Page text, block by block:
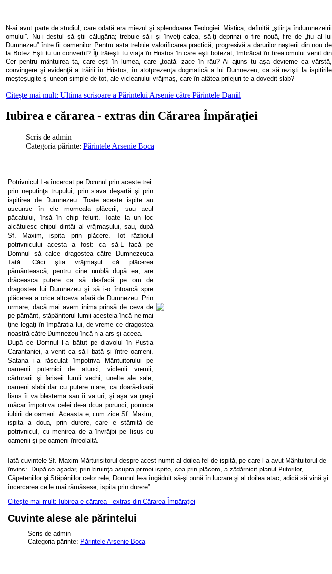
N-ai avut parte de studiul, care odată era miezul şi splendoarea Teologiei: Mistica, definită „ştiinţa îndumnezeirii
omului”. Nu-i destul să ştii călugăria; trebuie să-i şi înveţi calea, să-ţi deprinzi o fire nouă, fire de „fiu al lui
Dumnezeu” între fii oamenilor. Pentru asta trebuie valorificarea practică, progresivă a darurilor naşterii din nou de
la Botez.Eşti tu un convertit? Îţi trăieşti tu viaţa în Hristos în care eşti botezat, îmbrăcat în firea omului venit din
Cer pentru mântuirea ta, care eşti în lumea, care „toată” zace în rău? Ai ajuns tu aşa devreme ca vârstă,
convingere şi evidenţă a trăirii în Hristos, în atotprezenţa dogmatică a lui Dumnezeu, ca să rezişti la ispitirile
meşteşugite şi uneori simple de tot, ale vicleanului vrăjmaş, care în atâtea prilejuri te-a dovedit slab?
Citește mai mult: Ultima scrisoare a Părintelui Arsenie către Părintele Daniil
Iubirea e cărarea - extras din Cărarea Împăraţiei
Scris de admin
Categoria părinte: Părintele Arsenie Boca
Potrivnicul L-a încercat pe Domnul prin aceste trei:
prin neputinţa trupului, prin slava deşartă şi prin
ispitirea de Dumnezeu. Toate aceste ispite au
ascunse în ele momeala plăcerii, sau acul
păcatului, însă în chip felurit. Toate la un loc
alcătuiesc chipul dintâi al vrăjmaşului, sau, după
Sf. Maxim, ispita prin plăcere. Tot războiul
potrivnicului acesta a fost: ca să-L facă pe
Domnul să calce dragostea către Dumnezeuca
Tată. Căci ştia vrăjmaşul că plăcerea
pământească, pentru cine umblă după ea, are
drăceasca putere ca să desfacă pe om de
dragostea lui Dumnezeu şi să i-o întoarcă spre
plăcerea a orice altceva afară de Dumnezeu. Prin
urmare, dacă mai avem inima prinsă de ceva de
pe pământ, stăpânitorul lumii acesteia încă ne mai
ţine legaţi în împăratia lui, de vreme ce dragostea
noastră către Dumnezeu încă n-a ars şi aceea.
După ce Domnul l-a bătut pe diavolul în Pustia
Carantaniei, a venit ca să-l bată şi între oameni.
Satana i-a răsculat împotriva Mântuitorului pe
oamenii puternici de atunci, viclenii vremii,
cărturarii şi fariseii lumii vechi, unelte ale sale,
oameni slabi dar cu putere mare, ca doară-doară
Iisus îi va blestema sau îi va urî, şi aşa va greşi
măcar împotriva celei de-a doua porunci, porunca
iubirii de oameni. Aceasta e, cum zice Sf. Maxim,
ispita a doua, prin durere, care e stârnită de
potrivnicul, cu menirea de a învrăjbi pe Iisus cu
oamenii şi pe oameni înreolaltă.
Iată cuvintele Sf. Maxim Mărturisitorul despre acest numit al doilea fel de ispită, pe care l-a avut Mântuitorul de
învins:
După ce aşadar, prin biruinţa asupra primei ispite, cea prin plăcere, a zădărnicit planul Puterilor,
Căpeteniilor şi Stăpâniilor celor rele, Domnul le-a îngăduit să-şi pună în lucrare şi al doilea atac, adică să vină şi
încercarea ce le mai rămăsese, ispita prin durere”
Citește mai mult: Iubirea e cărarea - extras din Cărarea Împăraţiei
Cuvinte alese ale părintelui
Scris de admin
Categoria părinte: Părintele Arsenie Boca